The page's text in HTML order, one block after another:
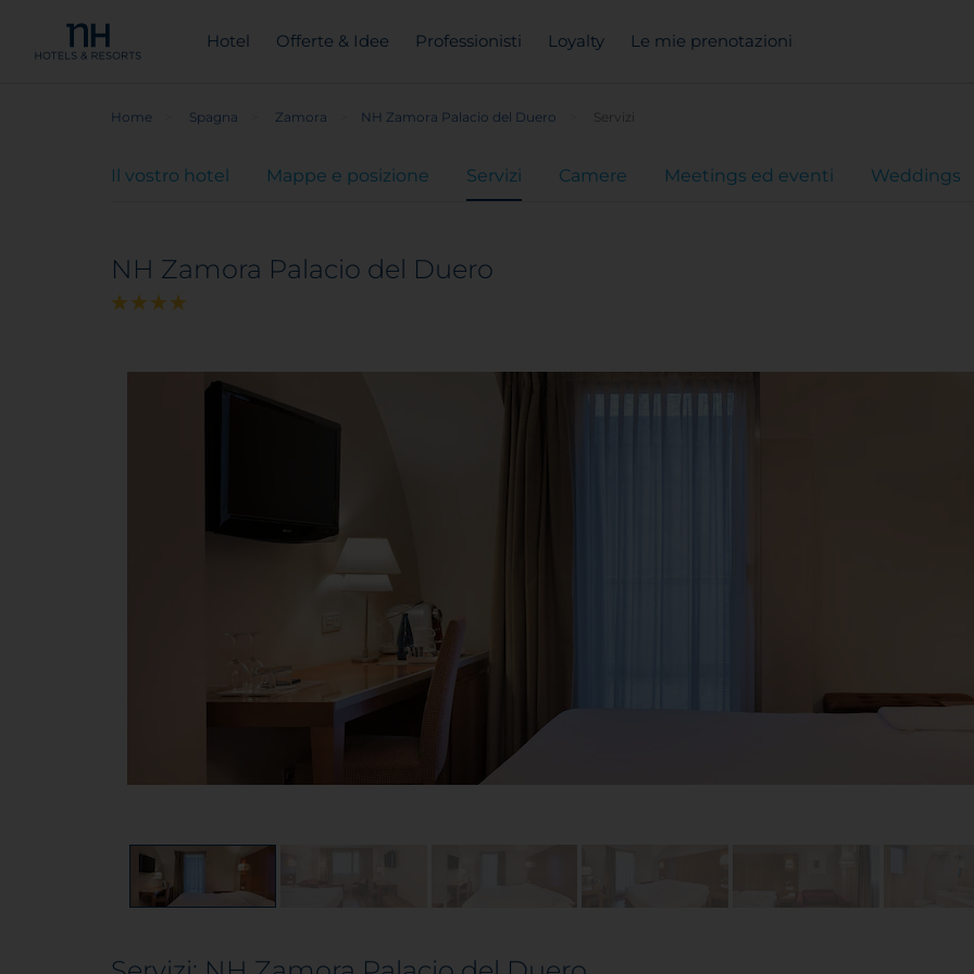
Hotel Offerte & Idee Professionisti Loyalty Le mie prenotazioni
Home Spagna Zamora NH Zamora Palacio del Duero Servizi
Il vostro hotel Mappe e posizione Servizi Camere Meetings ed eventi Weddings
NH Zamora Palacio del Duero